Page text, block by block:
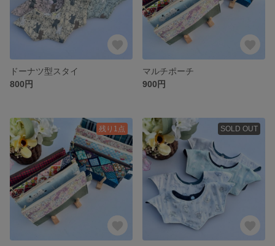
ドーナツ型スタイ
800円
マルチポーチ
900円
残り1点 SOLD OUT